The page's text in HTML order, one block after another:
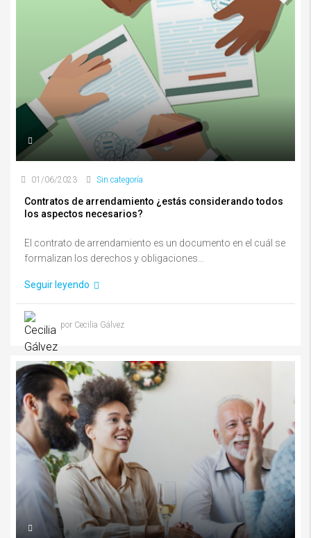
01/06/2023 Sin categoría
Contratos de arrendamiento ¿estás considerando todos
los aspectos necesarios?
El contrato de arrendamiento es un documento en el cuál se
formalizan los derechos y obligaciones...
Seguir leyendo
por Cecilia Gálvez